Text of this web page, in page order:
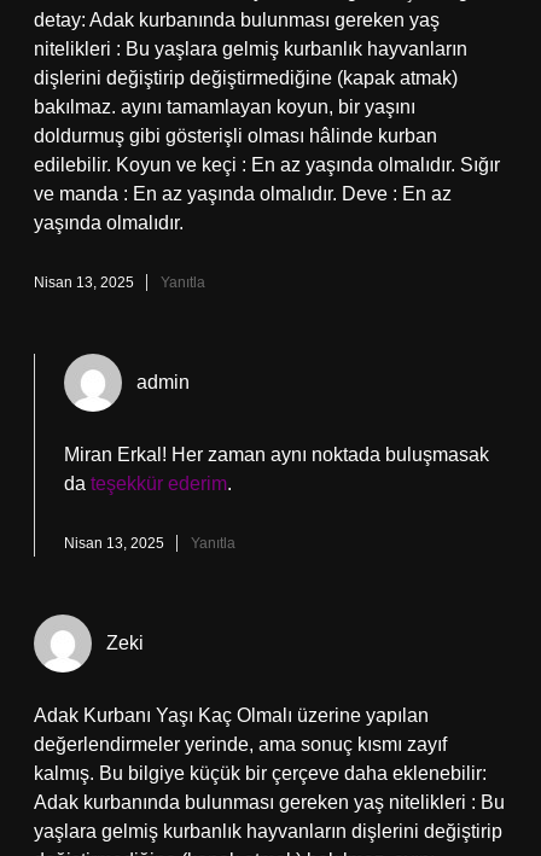
detay: Adak kurbanında bulunması gereken yaş
nitelikleri : Bu yaşlara gelmiş kurbanlık hayvanların
dişlerini değiştirip değiştirmediğine (kapak atmak)
bakılmaz. ayını tamamlayan koyun, bir yaşını
doldurmuş gibi gösterişli olması hâlinde kurban
edilebilir. Koyun ve keçi : En az yaşında olmalıdır. Sığır
ve manda : En az yaşında olmalıdır. Deve : En az
yaşında olmalıdır.
Nisan 13, 2025 Yanıtla
admin
Miran Erkal! Her zaman aynı noktada buluşmasak
da teşekkür ederim.
Nisan 13, 2025 Yanıtla
Zeki
Adak Kurbanı Yaşı Kaç Olmalı üzerine yapılan
değerlendirmeler yerinde, ama sonuç kısmı zayıf
kalmış. Bu bilgiye küçük bir çerçeve daha eklenebilir:
Adak kurbanında bulunması gereken yaş nitelikleri : Bu
yaşlara gelmiş kurbanlık hayvanların dişlerini değiştirip